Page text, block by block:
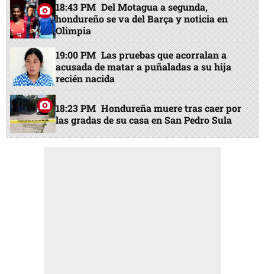
18:43 PM Del Motagua a segunda,
hondureño se va del Barça y noticia en
Olimpia
19:00 PM Las pruebas que acorralan a
acusada de matar a puñaladas a su hija
recién nacida
18:23 PM Hondureña muere tras caer por
las gradas de su casa en San Pedro Sula